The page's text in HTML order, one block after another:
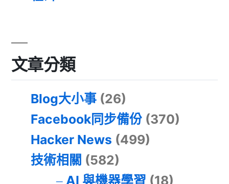
文章分類
Blog大小事 (26)
Facebook同步備份 (370)
Hacker News (499)
技術相關 (582)
AI 與機器學習 (18)